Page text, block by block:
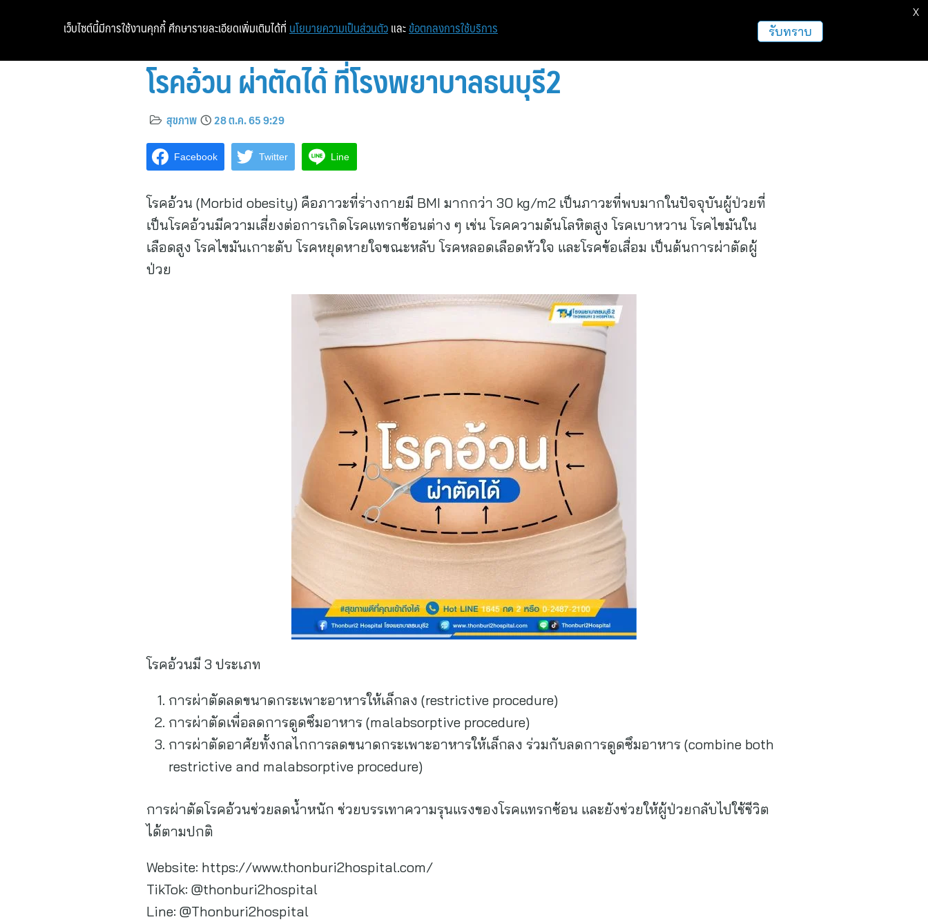
หน้าแรก ท่องเที่ยว ฝากข่าวประชาสัมพันธ์
โรคอ้วน ผ่าตัดได้ ที่โรงพยาบาลธนบุรี2
สุขภาพ 28 ต.ค. 65 9:29
Facebook Twitter Line
โรคอ้วน (Morbid obesity) คือภาวะที่ร่างกายมี BMI มากกว่า 30 kg/m2 เป็นภาวะที่พบมากในปัจจุบันผู้ป่วยที่
เป็นโรคอ้วนมีความเสี่ยงต่อการเกิดโรคแทรกซ้อนต่าง ๆ เช่น โรคความดันโลหิตสูง โรคเบาหวาน โรคไขมันใน
เลือดสูง โรคไขมันเกาะตับ โรคหยุดหายใจขณะหลับ โรคหลอดเลือดหัวใจ และโรคข้อเสื่อม เป็นต้นการผ่าตัดผู้
ป่วย
โรคอ้วนมี 3 ประเภท
การผ่าตัดลดขนาดกระเพาะอาหารให้เล็กลง (restrictive procedure)
การผ่าตัดเพื่อลดการดูดซึมอาหาร (malabsorptive procedure)
การผ่าตัดอาศัยทั้งกลไกการลดขนาดกระเพาะอาหารให้เล็กลง ร่วมกับลดการดูดซึมอาหาร (combine both
restrictive and malabsorptive procedure)
การผ่าตัดโรคอ้วนช่วยลดน้ำหนัก ช่วยบรรเทาความรุนแรงของโรคแทรกซ้อน และยังช่วยให้ผู้ป่วยกลับไปใช้ชีวิต
ได้ตามปกติ
Website: https://www.thonburi2hospital.com/
TikTok: @thonburi2hospital
Line: @Thonburi2hospital
เว็บไซต์นี้มีการใช้งานคุกกี้ ศึกษารายละเอียดเพิ่มเติมได้ที่ นโยบายความเป็นส่วนตัว และ ข้อตกลงการใช้บริการ รับทราบ
X